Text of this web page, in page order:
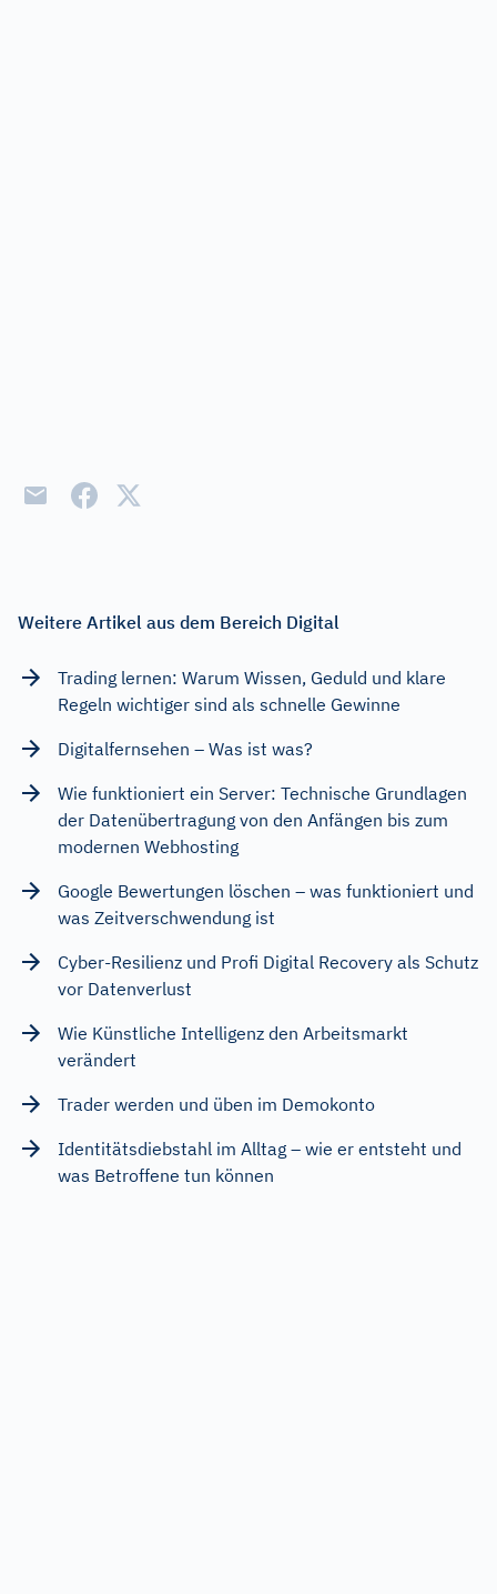
Weitere Artikel aus dem Bereich Digital
Trading lernen: Warum Wissen, Geduld und klare
Regeln wichtiger sind als schnelle Gewinne
Digitalfernsehen – Was ist was?
Wie funktioniert ein Server: Technische Grundlagen
der Datenübertragung von den Anfängen bis zum
modernen Webhosting
Google Bewertungen löschen – was funktioniert und
was Zeitverschwendung ist
Cyber-Resilienz und Profi Digital Recovery als Schutz
vor Datenverlust
Wie Künstliche Intelligenz den Arbeitsmarkt
verändert
Trader werden und üben im Demokonto
Identitätsdiebstahl im Alltag – wie er entsteht und
was Betroffene tun können